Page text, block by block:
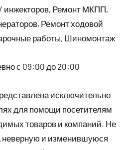
инжекторов, Ремонт МКПП,
Ремонт ходовой
работы, Шиномонтаж
с 09:00 до 20:00
исключительно
для помощи посетителям
товаров и компаний. Не
неверную и изменившуюся